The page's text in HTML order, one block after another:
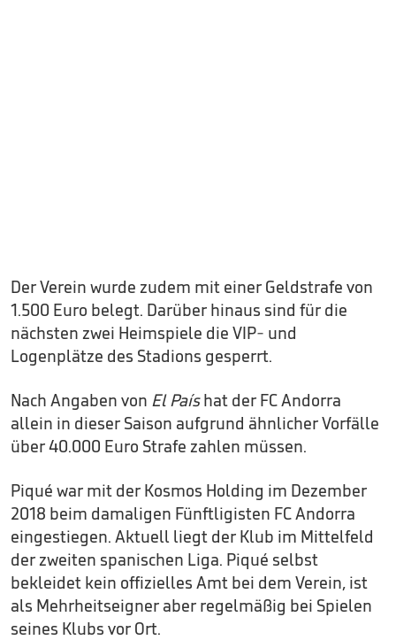
Der Verein wurde zudem mit einer Geldstrafe von
1.500 Euro belegt. Darüber hinaus sind für die
nächsten zwei Heimspiele die VIP- und
Logenplätze des Stadions gesperrt.
Nach Angaben von El Paíshat der FC Andorra
allein in dieser Saison aufgrund ähnlicher Vorfälle
über 40.000 Euro Strafe zahlen müssen.
Piqué war mit der Kosmos Holding im Dezember
2018 beim damaligen Fünftligisten FC Andorra
eingestiegen. Aktuell liegt der Klub im Mittelfeld
der zweiten spanischen Liga. Piqué selbst
bekleidet kein offizielles Amt bei dem Verein, ist
als Mehrheitseigner aber regelmäßig bei Spielen
seines Klubs vor Ort.